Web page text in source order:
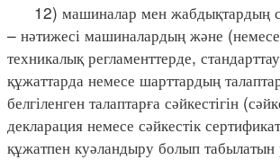
12) машиналар мен жабдықтардың
– нәтижесі машиналардың және
техникалық регламенттерде,
құжаттарда немесе шарттардың
белгіленген талаптарға сәйкестігін
декларация немесе сәйкестік
құжатпен куәландыру болып табылатын